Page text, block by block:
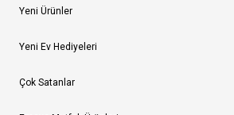
Yeni Ürünler
Yeni Ev Hediyeleri
Çok Satanlar